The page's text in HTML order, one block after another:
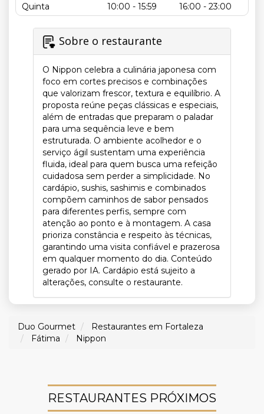
Quinta
10:00 - 15:59 16:00 - 23:00
Sobre o restaurante
O Nippon celebra a culinária japonesa com
foco em cortes precisos e combinações
que valorizam frescor, textura e equilíbrio. A
proposta reúne peças clássicas e especiais,
além de entradas que preparam o paladar
para uma sequência leve e bem
estruturada. O ambiente acolhedor e o
serviço ágil sustentam uma experiência
fluida, ideal para quem busca uma refeição
cuidadosa sem perder a simplicidade. No
cardápio, sushis, sashimis e combinados
compõem caminhos de sabor pensados
para diferentes perfis, sempre com
atenção ao ponto e à montagem. A casa
prioriza constância e respeito às técnicas,
garantindo uma visita confiável e prazerosa
em qualquer momento do dia. Conteúdo
gerado por IA. Cardápio está sujeito a
alterações, consulte o restaurante.
Duo Gourmet
Restaurantes em Fortaleza
Fátima
Nippon
RESTAURANTES PRÓXIMOS